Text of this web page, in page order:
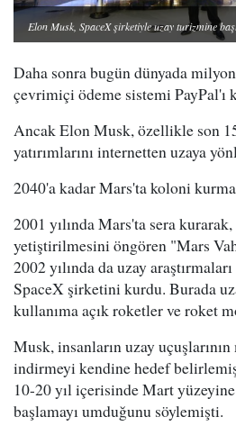
Elon Musk, SpaceX şirketiyle uzay turizmine
Daha sonra bugün dünyada
çevrimiçi ödeme sistemi PayPal'ı
Ancak Elon Musk, özellikle son
yatırımlarını internetten uzaya
2040'a kadar Mars'ta koloni
2001 yılında Mars'ta sera
yetiştirilmesini öngören "Mars
2002 yılında da uzay
SpaceX şirketini kurdu. Burada
kullanıma açık roketler ve roket
Musk, insanların uzay
indirmeyi kendine hedef
10-20 yıl içerisinde Mart yüzeyine
başlamayı umduğunu söylemişti.